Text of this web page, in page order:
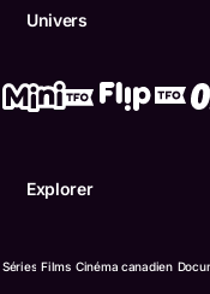
Univers
Explorer
Séries Films Cinéma canadien
Boukili
Confidentialité
langue française de